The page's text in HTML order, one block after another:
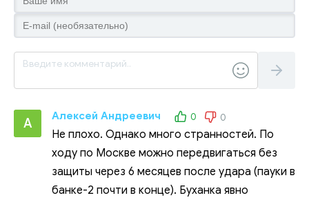
А Алексей Андреевич 0 0
Не плохо. Однако много странностей. По
ходу по Москве можно передвигаться без
защиты через 6 месяцев после удара (пауки в
банке-2 почти в конце). Буханка явно